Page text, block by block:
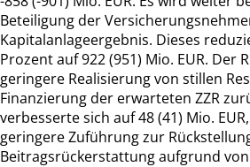
Beteiligung der
Kapitalanlageergebnis. Dieses
Prozent auf 922 (951) Mio. EUR. Der
geringere Realisierung von stillen
Finanzierung der erwarteten ZZR
verbesserte sich auf 48 (41) Mio.
geringere Zuführung zur
Beitragsrückerstattung aufgrund